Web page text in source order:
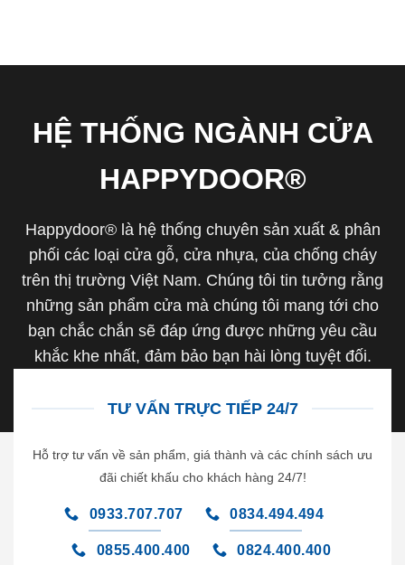
HỆ THỐNG NGÀNH CỬA
HAPPYDOOR®
Happydoor® là hệ thống chuyên sản xuất & phân
phối các loại cửa gỗ, cửa nhựa, của chống cháy
trên thị trường Việt Nam. Chúng tôi tin tưởng rằng
những sản phẩm cửa mà chúng tôi mang tới cho
bạn chắc chắn sẽ đáp ứng được những yêu cầu
khắc khe nhất, đảm bảo bạn hài lòng tuyệt đối.
TƯ VẤN TRỰC TIẾP 24/7
Hỗ trợ tư vấn về sản phẩm, giá thành và các chính sách ưu
đãi chiết khấu cho khách hàng 24/7!
0933.707.707 0834.494.494
0855.400.400 0824.400.400